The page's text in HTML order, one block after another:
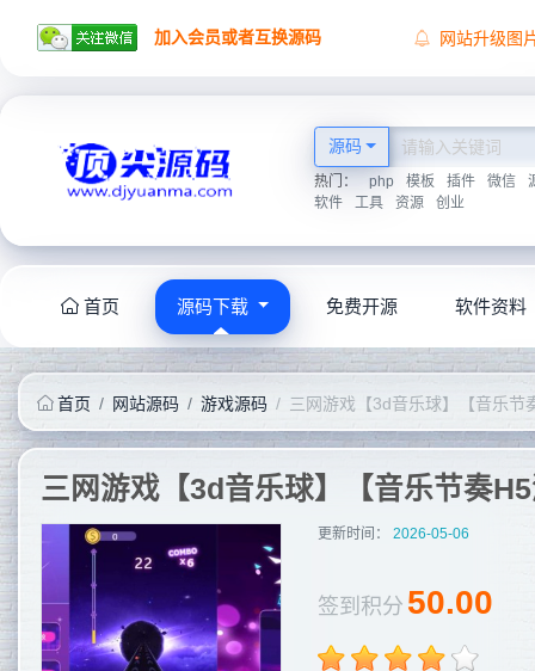
加入会员或者互换源码
网站升级图
源码
热门： php 模板 插件 微信
软件
工具 资源 创业
首页 源码下载 免费开源 软件资料
首页 网站源码 游戏源码 三网游戏【3d音乐球】【音乐
更新时间： 2026-05-06
签到积分 50.00